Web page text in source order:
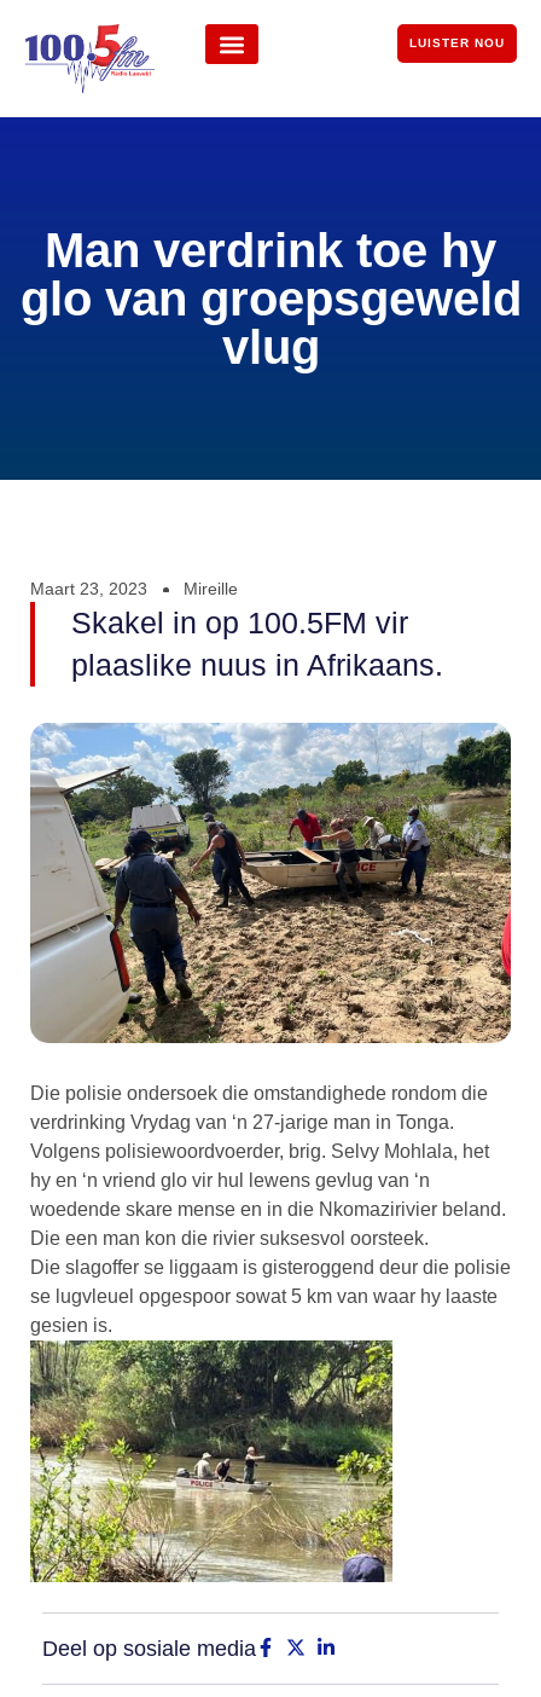
LUISTER NOU
Man verdrink toe hy
glo van groepsgeweld
vlug
Maart 23, 2023 Mireille
Skakel in op 100.5FM vir
plaaslike nuus in Afrikaans.
Die polisie ondersoek die omstandighede rondom die
verdrinking Vrydag van ‘n 27-jarige man in Tonga.
Volgens polisiewoordvoerder, brig. Selvy Mohlala, het
hy en ‘n vriend glo vir hul lewens gevlug van ‘n
woedende skare mense en in die Nkomazirivier beland.
Die een man kon die rivier suksesvol oorsteek.
Die slagoffer se liggaam is gisteroggend deur die polisie
se lugvleuel opgespoor sowat 5 km van waar hy laaste
gesien is.
Deel op sosiale media